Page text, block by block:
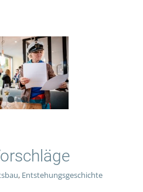
, Entstehungsgeschichte